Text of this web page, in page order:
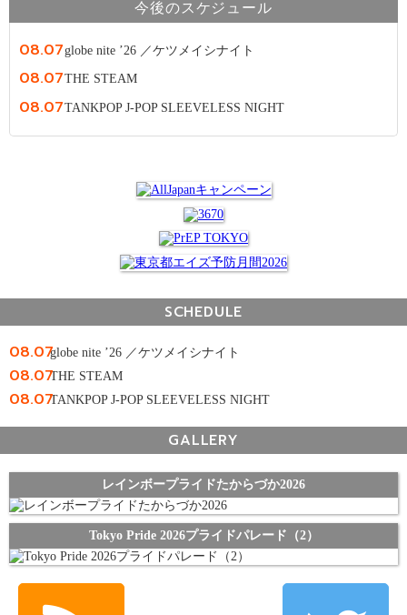
今後のスケジュール
08.07globe nite ’26 ／ケツメイシナイト
08.07THE STEAM
08.07TANKPOP J-POP SLEEVELESS NIGHT
SCHEDULE
08.07globe nite ’26 ／ケツメイシナイト
08.07THE STEAM
08.07TANKPOP J-POP SLEEVELESS NIGHT
GALLERY
レインボープライドたからづか2026
Tokyo Pride 2026プライドパレード（2）